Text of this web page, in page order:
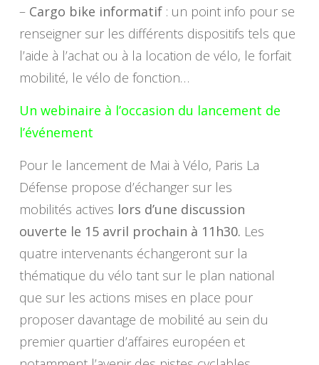
– Cargo bike informatif: un point info pour se
renseigner sur les différents dispositifs tels que
l’aide à l’achat ou à la location de vélo, le forfait
mobilité, le vélo de fonction…
Un webinaire à l’occasion du lancement de
l’événement
Pour le lancement de Mai à Vélo, Paris La
Défense propose d’échanger sur les
mobilités actives lors d’une discussion
ouverte le 15 avril prochain à 11h30. Les
quatre intervenants échangeront sur la
thématique du vélo tant sur le plan national
que sur les actions mises en place pour
proposer davantage de mobilité au sein du
premier quartier d’affaires européen et